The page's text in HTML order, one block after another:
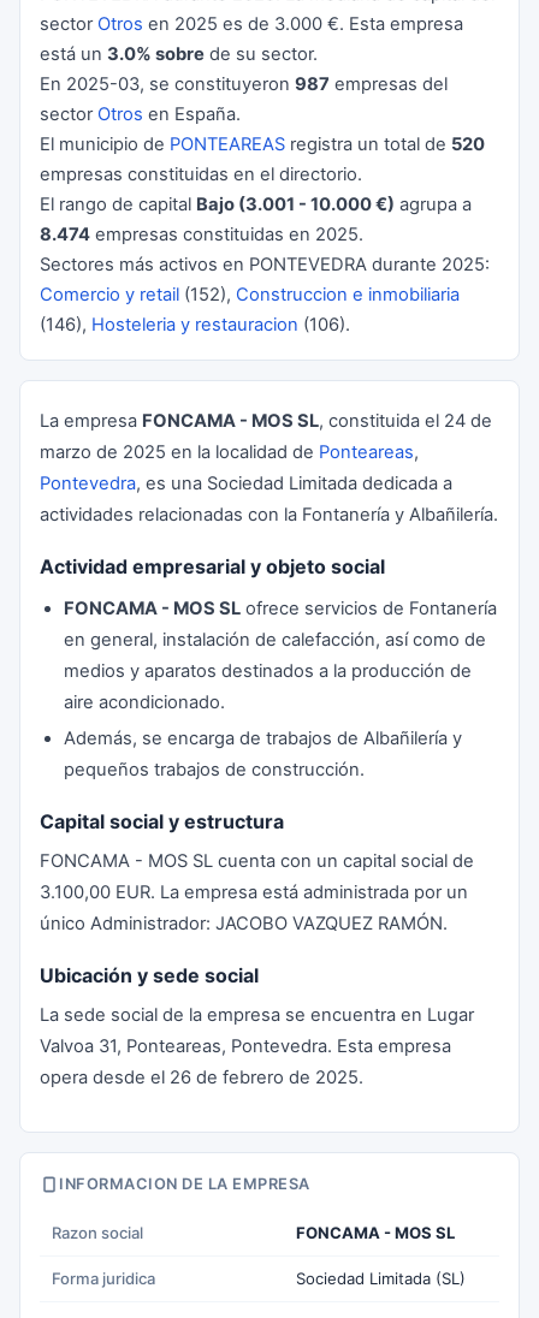
sector Otros en 2025 es de 3.000 €. Esta empresa
está un 3.0% sobre de su sector.
En 2025-03, se constituyeron 987 empresas del
sector Otros en España.
El municipio de PONTEAREAS registra un total de 520
empresas constituidas en el directorio.
El rango de capital Bajo (3.001 - 10.000 €) agrupa a
8.474 empresas constituidas en 2025.
Sectores más activos en PONTEVEDRA durante 2025:
Comercio y retail (152), Construccion e inmobiliaria
(146), Hosteleria y restauracion (106).
La empresa FONCAMA - MOS SL, constituida el 24 de
marzo de 2025 en la localidad de Ponteareas,
Pontevedra, es una Sociedad Limitada dedicada a
actividades relacionadas con la Fontanería y Albañilería.
Actividad empresarial y objeto social
FONCAMA - MOS SL ofrece servicios de Fontanería
en general, instalación de calefacción, así como de
medios y aparatos destinados a la producción de
aire acondicionado.
Además, se encarga de trabajos de Albañilería y
pequeños trabajos de construcción.
Capital social y estructura
FONCAMA - MOS SL cuenta con un capital social de
3.100,00 EUR. La empresa está administrada por un
único Administrador: JACOBO VAZQUEZ RAMÓN.
Ubicación y sede social
La sede social de la empresa se encuentra en Lugar
Valvoa 31, Ponteareas, Pontevedra. Esta empresa
opera desde el 26 de febrero de 2025.
INFORMACION DE LA EMPRESA
Razon social FONCAMA - MOS SL
Forma juridica Sociedad Limitada (SL)